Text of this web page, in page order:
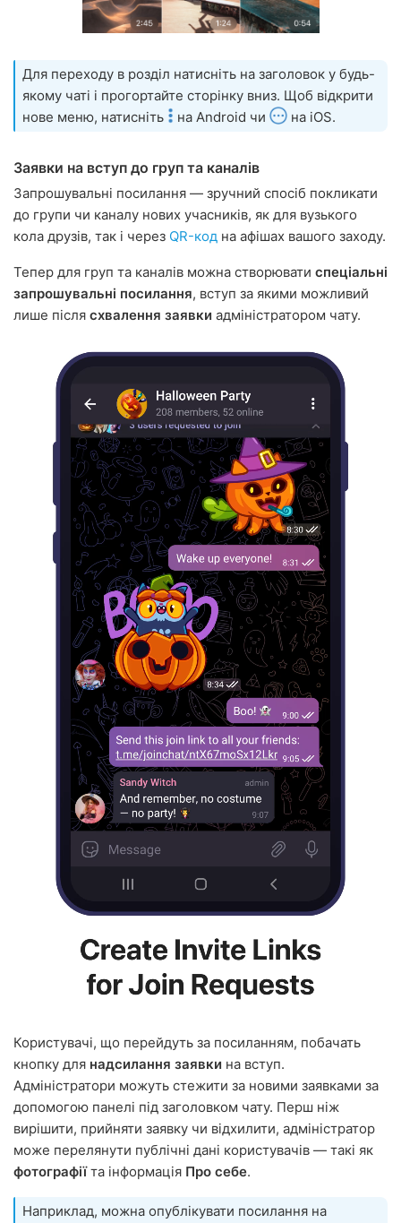
Для переходу в розділ натисніть на заголовок у будь-
якому чаті і прогортайте сторінку вниз. Щоб відкрити
нове меню, натисніть
на Android чи на iOS.
Заявки на вступ до груп та каналів
Запрошувальні посилання — зручний спосіб покликати
до групи чи каналу нових учасників, як для вузького
кола друзів, так і через QR-код на афішах вашого заходу.
Тепер для груп та каналів можна створювати спеціальні
запрошувальні посилання, вступ за якими можливий
лише після схвалення заявки адміністратором чату.
Користувачі, що перейдуть за посиланням, побачать
кнопку для надсилання заявки на вступ.
Адміністратори можуть стежити за новими заявками за
допомогою панелі під заголовком чату. Перш ніж
вирішити, прийняти заявку чи відхилити, адміністратор
може перелянути публічні дані користувачів — такі як
фотографіїта інформація Про себе.
Наприклад, можна опублікувати посилання на